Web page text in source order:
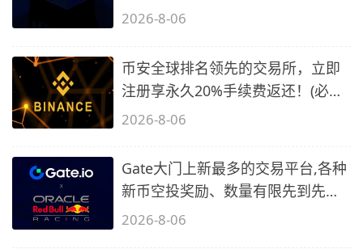
备1)
2026-8-06
币安全球排名领先的交易所，立即
注册享永久20%手续费返还！(必备
2)
2026-8-06
Gate大门上新最多的交易平台,各种
新币空投奖励、数量有限先到先
得…
2026-8-06